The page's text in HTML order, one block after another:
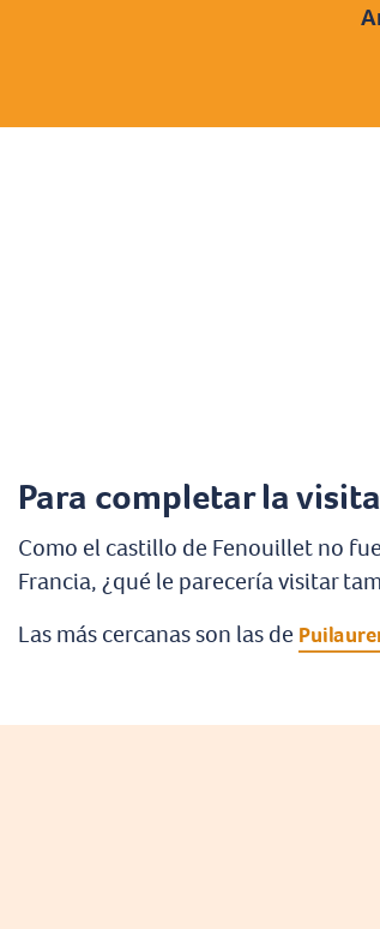
Para completar la
Como el castillo de Fenouillet no
Francia, ¿qué le parecería visitar
Las más cercanas son las de